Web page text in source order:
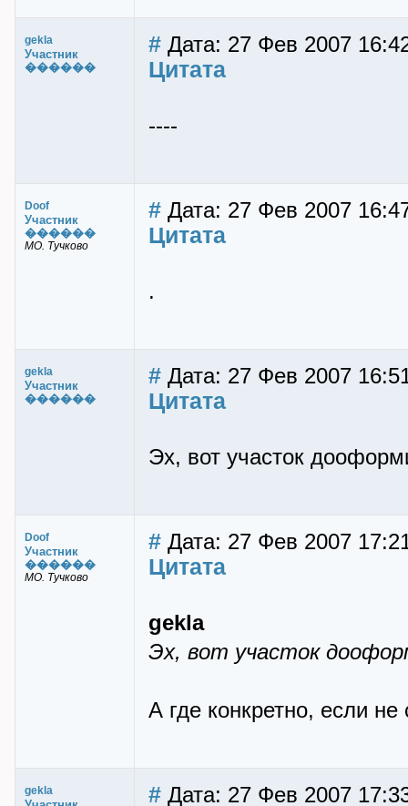
gekla
Участник
������
# Дата: 27 Фев 2007
Цитата
----
Doof
Участник
������
МО. Тучково
# Дата: 27 Фев 2007
Цитата
.
gekla
Участник
������
# Дата: 27 Фев 2007
Цитата
Эх, вот участок
Doof
Участник
������
МО. Тучково
# Дата: 27 Фев 2007
Цитата
gekla
Эх, вот участок
А где конкретно, если не
gekla # Дата: 27 Фев 2007